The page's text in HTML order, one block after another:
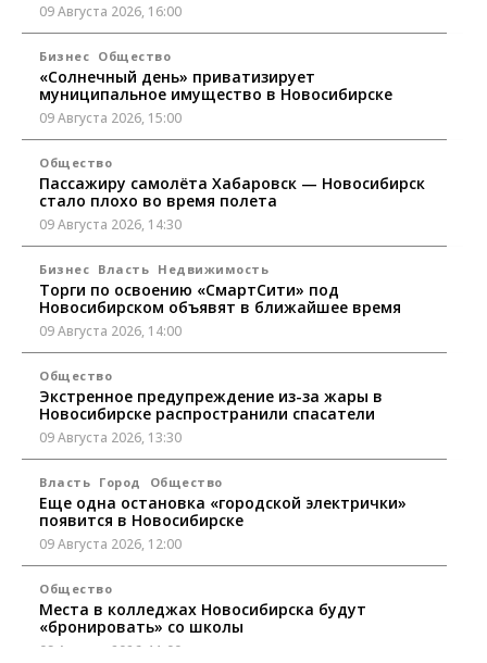
09 Августа 2026, 16:00
Бизнес Общество
«Солнечный день» приватизирует
муниципальное имущество в Новосибирске
09 Августа 2026, 15:00
Общество
Пассажиру самолёта Хабаровск — Новосибирск
стало плохо во время полета
09 Августа 2026, 14:30
Бизнес Власть Недвижимость
Торги по освоению «СмартСити» под
Новосибирском объявят в ближайшее время
09 Августа 2026, 14:00
Общество
Экстренное предупреждение из-за жары в
Новосибирске распространили спасатели
09 Августа 2026, 13:30
Власть Город Общество
Еще одна остановка «городской электрички»
появится в Новосибирске
09 Августа 2026, 12:00
Общество
Места в колледжах Новосибирска будут
«бронировать» со школы
09 Августа 2026, 11:00